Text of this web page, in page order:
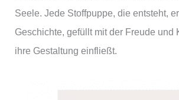
Seele. Jede Stoffpuppe, die entsteht,
Geschichte, gefüllt mit der Freude und
ihre Gestaltung einfließt.